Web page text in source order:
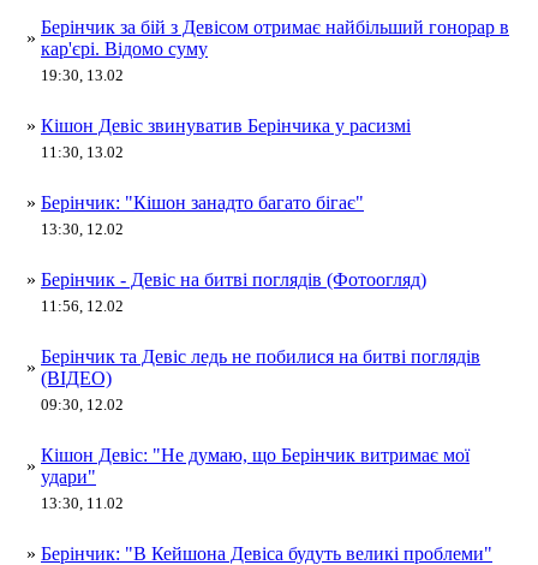
»
Берінчик за бій з Девісом отримає найбільший гонорар в
кар'єрі. Відомо суму
19:30, 13.02
» Кішон Девіс звинуватив Берінчика у расизмі
11:30, 13.02
» Берінчик: "Кішон занадто багато бігає"
13:30, 12.02
» Берінчик - Девіс на битві поглядів (Фотоогляд)
11:56, 12.02
»
Берінчик та Девіс ледь не побилися на битві поглядів
(ВІДЕО)
09:30, 12.02
»
Кішон Девіс: "Не думаю, що Берінчик витримає мої
удари"
13:30, 11.02
» Берінчик: "В Кейшона Девіса будуть великі проблеми"